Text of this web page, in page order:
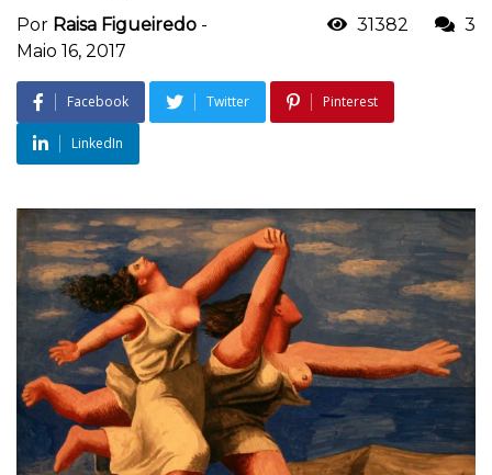
Por Raisa Figueiredo -
Maio 16, 2017
31382 3
Facebook Twitter Pinterest
LinkedIn